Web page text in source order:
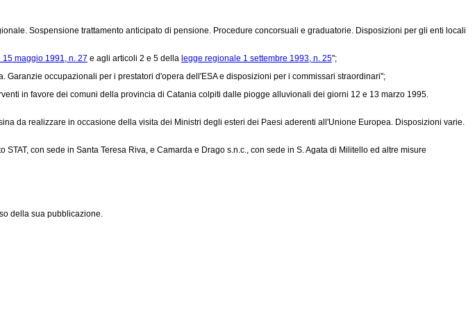
Sospensione trattamento anticipato di pensione. Procedure concorsuali e graduatorie. Disposizioni per gli enti locali
15 maggio 1991, n. 27 e agli articoli 2 e 5 della legge regionale 1 settembre 1993, n. 25";
Garanzie occupazionali per i prestatori d'opera dell'ESA e disposizioni per i commissari straordinari";
in favore dei comuni della provincia di Catania colpiti dalle piogge alluvionali dei giorni 12 e 13 marzo 1995.
da realizzare in occasione della visita dei Ministri degli esteri dei Paesi aderenti all'Unione Europea. Disposizioni varie.
con sede in Santa Teresa Riva, e Camarda e Drago s.n.c., con sede in S. Agata di Militello ed altre misure
della sua pubblicazione.